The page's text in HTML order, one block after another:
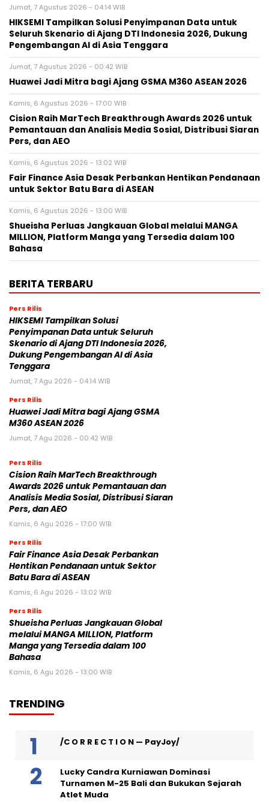
Jumat, 7 Agustus 2026 - 04:14 WIB
HIKSEMI Tampilkan Solusi Penyimpanan Data untuk
Seluruh Skenario di Ajang DTI Indonesia 2026, Dukung
Pengembangan AI di Asia Tenggara
Jumat, 7 Agustus 2026 - 00:42 WIB
Huawei Jadi Mitra bagi Ajang GSMA M360 ASEAN 2026
Kamis, 6 Agustus 2026 - 17:00 WIB
Cision Raih MarTech Breakthrough Awards 2026 untuk
Pemantauan dan Analisis Media Sosial, Distribusi Siaran
Pers, dan AEO
Kamis, 6 Agustus 2026 - 13:02 WIB
Fair Finance Asia Desak Perbankan Hentikan Pendanaan
untuk Sektor Batu Bara di ASEAN
Kamis, 6 Agustus 2026 - 13:00 WIB
Shueisha Perluas Jangkauan Global melalui MANGA
MILLION, Platform Manga yang Tersedia dalam 100
Bahasa
BERITA TERBARU
Pers Rilis
HIKSEMI Tampilkan Solusi
Penyimpanan Data untuk Seluruh
Skenario di Ajang DTI Indonesia 2026,
Dukung Pengembangan AI di Asia
Tenggara
Jumat, 7 Agu 2026 - 04:14 WIB
Pers Rilis
Huawei Jadi Mitra bagi Ajang GSMA
M360 ASEAN 2026
Jumat, 7 Agu 2026 - 00:42 WIB
Pers Rilis
Cision Raih MarTech Breakthrough
Awards 2026 untuk Pemantauan dan
Analisis Media Sosial, Distribusi Siaran
Pers, dan AEO
Kamis, 6 Agu 2026 - 17:00 WIB
Pers Rilis
Fair Finance Asia Desak Perbankan
Hentikan Pendanaan untuk Sektor
Batu Bara di ASEAN
Kamis, 6 Agu 2026 - 13:02 WIB
Pers Rilis
Shueisha Perluas Jangkauan Global
melalui MANGA MILLION, Platform
Manga yang Tersedia dalam 100
Bahasa
Kamis, 6 Agu 2026 - 13:00 WIB
TRENDING
/C O R R E C T I O N — PayJoy/
Lucky Candra Kurniawan Dominasi
Turnamen M-25 Bali dan Bukukan Sejarah
Atlet Muda